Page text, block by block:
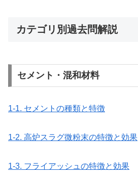
カテゴリ別過去問解説
セメント・混和材料
1-1. セメントの種類と特徴
1-2. 高炉スラグ微粉末の特徴と効果
1-3. フライアッシュの特徴と効果